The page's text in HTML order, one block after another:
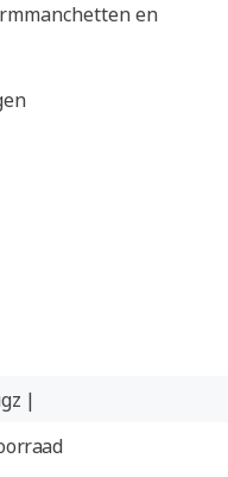
en
|